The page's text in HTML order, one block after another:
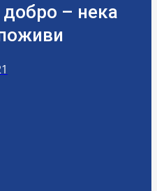
– нека